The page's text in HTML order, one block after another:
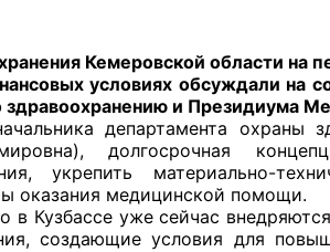
Кемеровской области на
условиях обсуждали на
и Президиума
департамента охраны
долгосрочная
укрепить материально-
оказания медицинской помощи.
Кузбассе уже сейчас
создающие условия для